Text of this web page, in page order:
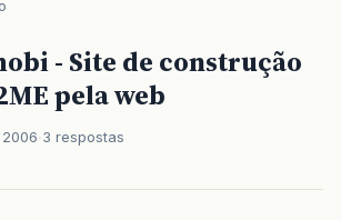
- Site de construção
pela web
3 respostas